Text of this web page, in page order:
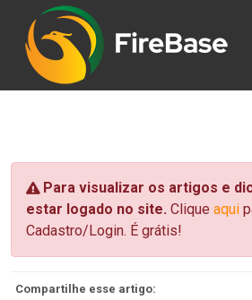
Para visualizar os artigos e
estar logado no site. Clique aqui
Cadastro/Login. É grátis!
Compartilhe esse artigo: